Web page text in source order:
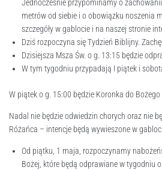
Jednocześnie przypominamy o
metrów od siebie i o obowiązku noszenia
szczegóły w gablocie i na naszej stronie
Dziś rozpoczyna się Tydzień Biblijny.
Dzisiejsza Msza Św. o g. 13:15 będzie
W tym tygodniu przypadają I piątek i
W piątek o g. 15:00 będzie Koronka do Bożego
Nadal nie będzie odwiedzin chorych oraz nie
Różańca – intencje będą wywieszone w
Od piątku, 1 maja, rozpoczynamy
Bożej, które będą odprawiane w tygodniu